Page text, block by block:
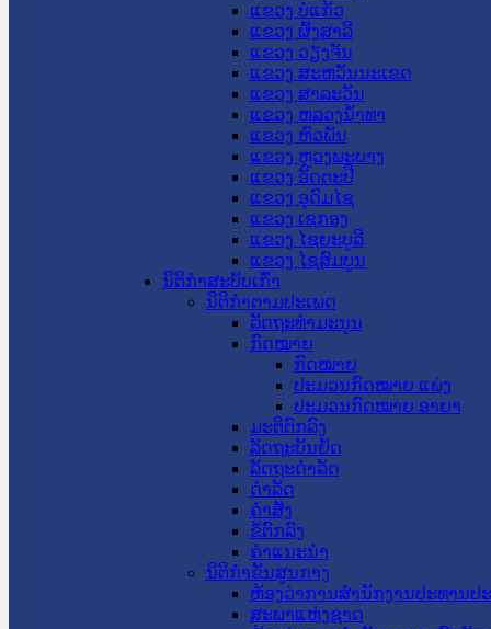
ແຂວງ ບໍ່ແກ້ວ
ແຂວງ ຜົ້ງສາລີ
ແຂວງ ວຽງຈັນ
ແຂວງ ສະຫວັນນະເຂດ
ແຂວງ ສາລະວັນ
ແຂວງ ຫລວງນໍ້າທາ
ແຂວງ ຫົວພັນ
ແຂວງ ຫຼວງພະບາງ
ແຂວງ ອັດຕະປື
ແຂວງ ອຸດົມໄຊ
ແຂວງ ເຊກອງ
ແຂວງ ໄຊຍະບູລີ
ແຂວງ ໄຊສົມບູນ
ນິຕິກໍາສະບັບເກົ່າ
ນິຕິກຳຕາມປະເພດ
ລັດຖະທໍາມະນູນ
ກົດໝາຍ
ກົດໝາຍ
ປະມວນກົດໝາຍ ແພ່ງ
ປະມວນກົດໝາຍ ອາຍາ
ມະຕິຕົກລົງ
ລັດຖະບັນຍັດ
ລັດຖະດໍາລັດ
ດໍາລັດ
ຄໍາສັ່ງ
ຂໍ້ຕົກລົງ
ຄໍາແນະນໍາ
ນິຕິກໍາຂັ້ນສູນກາງ
ຫ້ອງວ່າການສໍານັກງານປະທານປ
ສະພາແຫ່ງຊາດ